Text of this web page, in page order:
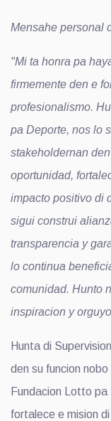
Mensahe personal
"Mi ta honra pa
firmemente den e
profesionalismo.
pa Deporte, nos lo
stakeholdernan
oportunidad,
impacto positivo di
sigui construi
transparencia y
lo continua
comunidad. Hunto
inspiracion y
Hunta di
den su funcion
Fundacion Lotto
fortalece e mision